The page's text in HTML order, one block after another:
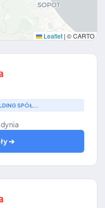
Leaflet | © CARTO
SPÓŁ...
➔